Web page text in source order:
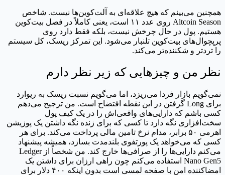
همچنین می‌بینم که هیچ علاقه‌ای به آلت‌کوین‌ها نیست. شاخص
Altcoin Season روی عدد ۱۱ است، یعنی کاملاً در فصل بیت‌کوین
هستیم. پول در حال چرخش نیست، بلکه فقط دارد روی
پرپچوال‌های بیت‌کوین تلنبار می‌شود. این تمرکز ریسک، کل سیستم
را تردتر و شکننده‌تر می‌کند.
نظر من و چیزهایی که زیر نظر دارم
نمی‌گویم بازار فردا می‌ریزد، اما می‌گویم نسبت ریسک به ریوارد
برای Long گرفتن در این نقطه افتضاح است. من ترجیح می‌دهم
کسی باشم که دارایی‌های واقعی‌اش را در یک کیف پول
سخت‌افزاری نگه دارد تا کسی که برای زنده نگه داشتن یک پوزیشن
اهرمی ۵۰ برابر، مدام نرخ تامین مالی پرداخت می‌کند. برای هر
کسی که می‌خواهد یک پورتفوی بلندمدت بسازد، همیشه پیشنهاد
می‌کنم دارایی‌ها را از صرافی‌ها خارج کند. من شخصاً از Ledger
Nano Gen5 استفاده می‌کنم چون راهی ارزان برای داشتن یک
امضاکننده امن با صفحه لمسی است بدون اینکه ۴۰۰ دلار برای